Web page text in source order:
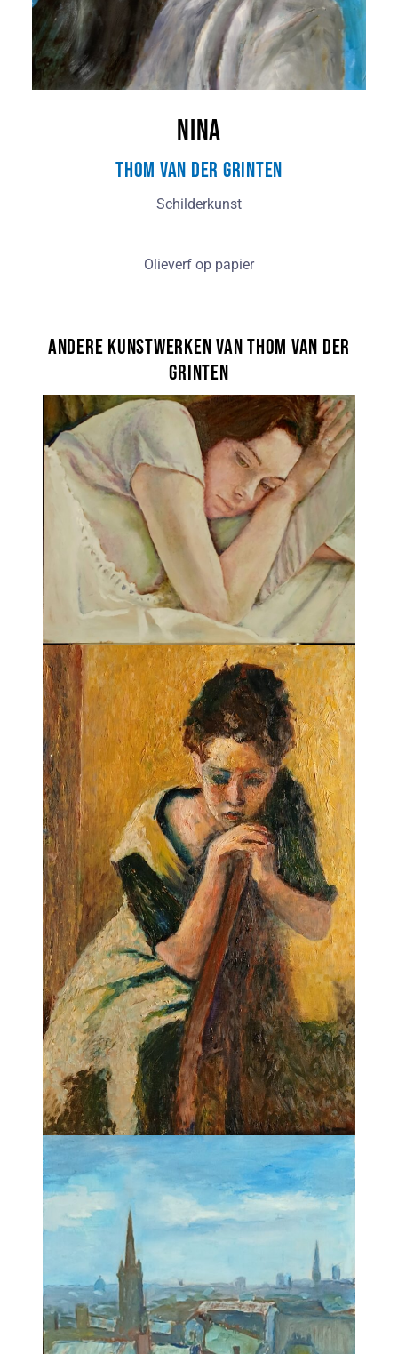
NINA
Thom van der Grinten
Schilderkunst
Olieverf op papier
Andere kunstwerken van Thom van der
Grinten